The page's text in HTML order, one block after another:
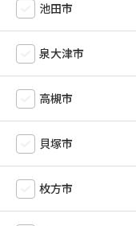
池田市
泉大津市
高槻市
貝塚市
枚方市